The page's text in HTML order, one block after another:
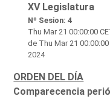
XV Legislatura
Nº Sesion: 4
Thu Mar 21 00:00:00
de Thu Mar 21
2024
ORDEN DEL DÍA
Comparecencia